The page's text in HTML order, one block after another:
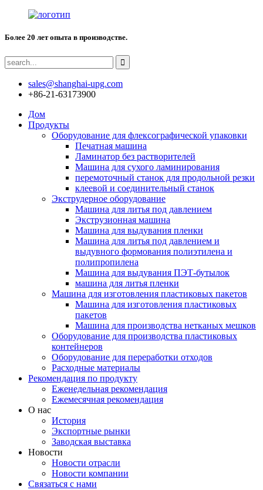
Более 20 лет опыта в производстве.
sales@shanghai-upg.com
+86-21-63173900
Дом
Продукты
Оборудование для флексографической упаковки
Печатная машина
Ламинатор без растворителей
Машина для сухого ламинирования
перемоточный станок для продольной резки
клеевой и соединительный станок
Экструдерное оборудование
Машина для литья под давлением
Экструзионная машина
Машина для выдувания пленки
Машина для литья под давлением и
выдувного формования полиэтилена и
полипропилена
Машина для выдувания ПЭТ-бутылок
машина для литья пленки
Машина для изготовления пластиковых пакетов
Машина для изготовления пластиковых
пакетов
Машина для производства нетканых мешков
Оборудование для производства пластиковых
контейнеров
Оборудование для переработки отходов
Расходные материалы
Рекомендация по продукту
Еженедельная рекомендация
Ежемесячная рекомендация
О нас
История
Экспортные рынки
Заводская выставка
Новости
Новости отрасли
Новости компании
Связаться с нами